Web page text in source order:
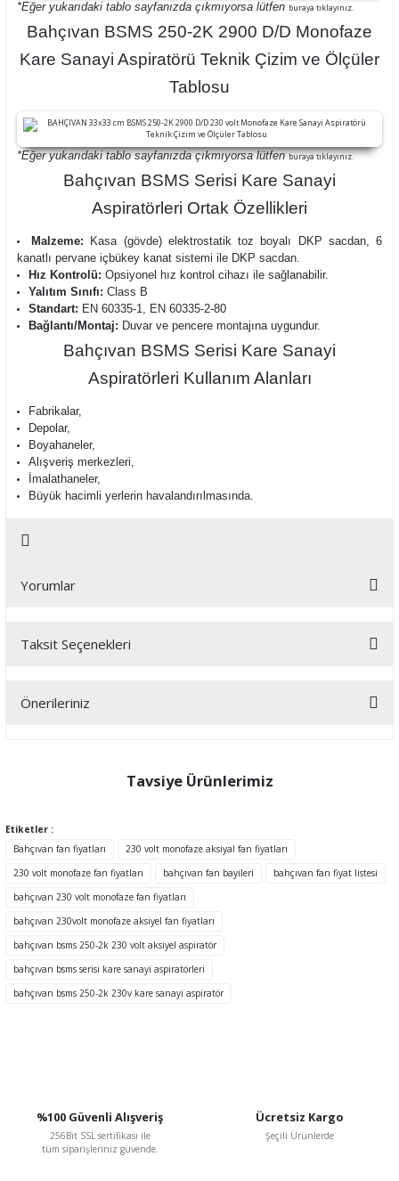
*Eğer yukarıdaki tablo sayfanızda çıkmıyorsa lütfen buraya tıklayınız.
Bahçıvan BSMS 250-2K 2900 D/D Monofaze
Kare Sanayi Aspiratörü Teknik Çizim ve Ölçüler
Tablosu
*Eğer yukarıdaki tablo sayfanızda çıkmıyorsa lütfenburaya tıklayınız.
Bahçıvan BSMS Serisi Kare Sanayi
Aspiratörleri Ortak Özellikleri
Malzeme: Kasa (gövde) elektrostatik toz boyalı DKP sacdan, 6
kanatlı pervane içbükey kanat sistemi ile DKP sacdan.
Hız Kontrolü: Opsiyonel hız kontrol cihazı ile sağlanabilir.
Yalıtım Sınıfı: Class B
Standart: EN 60335-1, EN 60335-2-80
Bağlantı/Montaj: Duvar ve pencere montajına uygundur.
Bahçıvan BSMS Serisi Kare Sanayi
Aspiratörleri Kullanım Alanları
Fabrikalar,
Depolar,
Boyahaneler,
Alışveriş merkezleri,
İmalathaneler,
Büyük hacimli yerlerin havalandırılmasında.
Yorumlar
Bu ürüne ilk yorumu siz yapın!
Taksit Seçenekleri
Önerileriniz
tarafımıza iletebilirsiniz.
Görüş ve önerileriniz için teşekkür ederiz.
Ürün fiyatı diğer sitelerden daha pahalı.
Bu ürüne benzer farklı alternatifler olmalı.
Tavsiye Ürünlerimiz
TÜKENDİ
BVN Bahçıvan
Etiketler :
Bahçıvan fan fiyatları
230 volt monofaze aksiyal fan fiyatları
230 volt monofaze fan fiyatları
bahçıvan fan bayileri
bahçıvan fan fiyat listesi
bahçıvan 230 volt monofaze fan fiyatları
bahçıvan 230volt monofaze aksiyel fan fiyatları
bahçıvan bsms 250-2k 230 volt aksiyel aspiratör
bahçıvan bsms serisi kare sanayi aspiratörleri
bahçıvan bsms 250-2k 230v kare sanayi aspiratör
%100 Güvenli Alışveriş
256Bit SSL sertifikası ile
tüm siparişleriniz güvende.
Ücretsiz Kargo
Şeçili Ürünlerde